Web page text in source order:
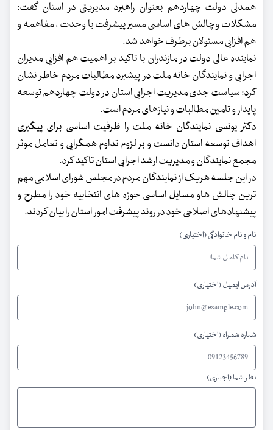
همدلی دولت چهاردهم بعنوان راهبرد مدیریتی در استان گفت:
مشکلات وچالش های اساسی مسیر پیشرفت با وحدت ، مفاهمه و
هم افزایی مسئولان برطرف خواهد شد.
نماینده عالی دولت در مازندران با تاکید بر اهمیت هم افزایی مدیران
اجرایی و نمایندگان خانه ملت در پیشبرد مطالبات مردم خاطر نشان
کرد: سیاست جدی مدیریت اجرایی استان در دولت چهاردهم توسعه
پایدار و تامین مطالبات و نیازهای مردم است.
دکتر یونسی نمایندگان خانه ملت را ظرفیت اساسی برای پیگیری
اهداف توسعه استان دانست و بر لزوم تداوم همگرایی و تعامل موثر
مجمع نمایندگان و مدیریت ارشد اجرایی استان تاکید کرد.
در این جلسه هریک از نمایندگان مردم در مجلس شورای اسلامی مهم
ترین چالش هاو مسایل اساسی حوزه های انتخابیه خود را مطرح و
پیشنهادهای اصلاحی خود در روند پیشرفت امور استان را بیان کردند.
نام و نام خانوادگی (اختیاری)
آدرس ایمیل (اختیاری)
شماره همراه (اختیاری)
نظر شما (اجباری)